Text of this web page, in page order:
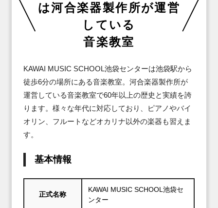
は河合楽器製作所が運営
している
音楽教室
KAWAI MUSIC SCHOOL池袋センターは池袋駅から
徒歩6分の場所にある音楽教室。河合楽器製作所が
運営している音楽教室で60年以上の歴史と実績を誇
ります。様々な年代に対応しており、ピアノやバイ
オリン、フルートなどオカリナ以外の楽器も習えま
す。
基本情報
正式名称
KAWAI MUSIC SCHOOL池袋セ
ンター